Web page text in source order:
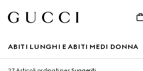
ABITI LUNGHI E ABITI MEDI DONNA